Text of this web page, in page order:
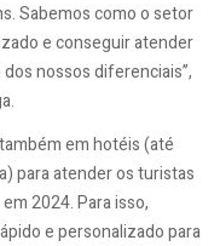
Sabemos como o setor
e conseguir atender
nossos diferenciais”,
em hotéis (até
para atender os turistas
2024. Para isso,
e personalizado para